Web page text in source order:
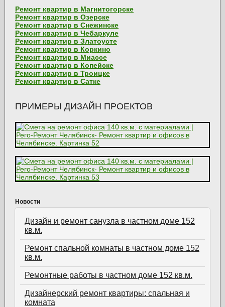
Ремонт квартир в Магнитогорске
Ремонт квартир в Озерске
Ремонт квартир в Снежинске
Ремонт квартир в Чебаркуле
Ремонт квартир в Златоусте
Ремонт квартир в Коркино
Ремонт квартир в Миассе
Ремонт квартир в Копейске
Ремонт квартир в Троицке
Ремонт квартир в Сатке
ПРИМЕРЫ ДИЗАЙН ПРОЕКТОВ
Новости
Дизайн и ремонт санузла в частном доме 152
кв.м.
Ремонт спальной комнаты в частном доме 152
кв.м.
Ремонтные работы в частном доме 152 кв.м.
Дизайнерский ремонт квартиры: спальная и
комната